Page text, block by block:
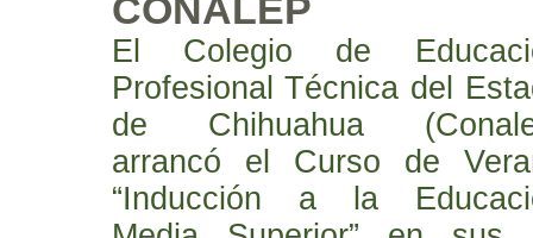
CONALEP
El Colegio de
Profesional Técnica del
de Chihuahua
arrancó el Curso de
“Inducción a la